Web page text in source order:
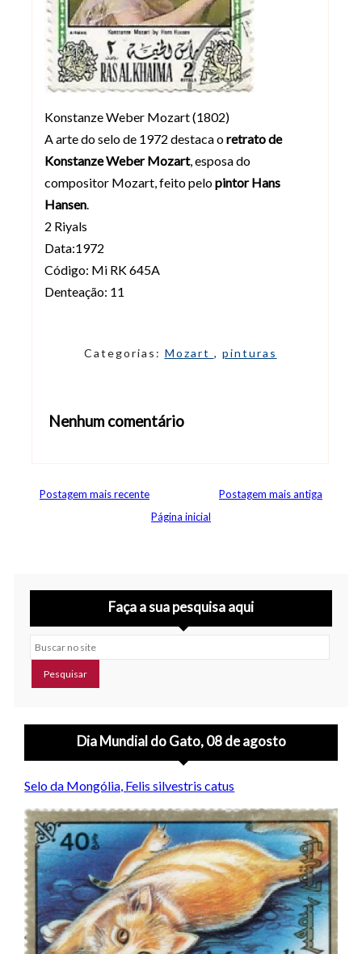
Konstanze Weber Mozart (1802)
A arte do selo de 1972 destaca oretrato de
Konstanze Weber Mozart, esposa do
compositor Mozart, feito pelopintor Hans
Hansen.
2 Riyals
Data:1972
Código: Mi RK 645A
Denteação: 11
Categorias: Mozart , pinturas
Nenhum comentário
Postagem mais recente
Postagem mais antiga
Página inicial
Faça a sua pesquisa aqui
Buscar no site
Dia Mundial do Gato, 08 de agosto
Selo da Mongólia, Felis silvestris catus